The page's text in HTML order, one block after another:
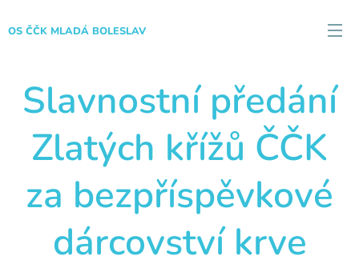
OS ČČK MLADÁ BOLESLAV
Slavnostní předání
Zlatých křížů ČČK
za bezpříspěvkové
dárcovství krve